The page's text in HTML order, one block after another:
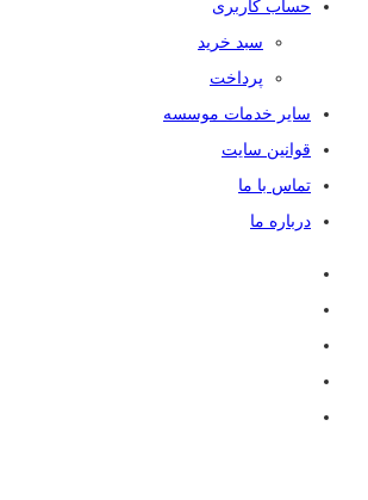
حساب کاربری
سبد خرید
پرداخت
سایر خدمات موسسه
قوانین سایت
تماس با ما
درباره ما